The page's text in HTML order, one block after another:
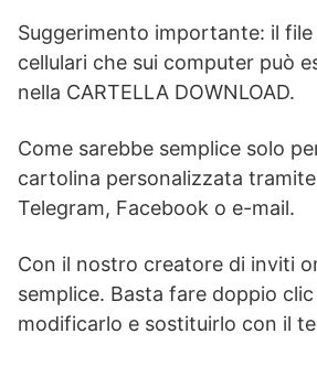
Suggerimento importante: il file
cellulari che sui computer può
nella CARTELLA DOWNLOAD.
Come sarebbe semplice solo
cartolina personalizzata
Telegram, Facebook o e-mail.
Con il nostro creatore di inviti
semplice. Basta fare doppio
modificarlo e sostituirlo con il